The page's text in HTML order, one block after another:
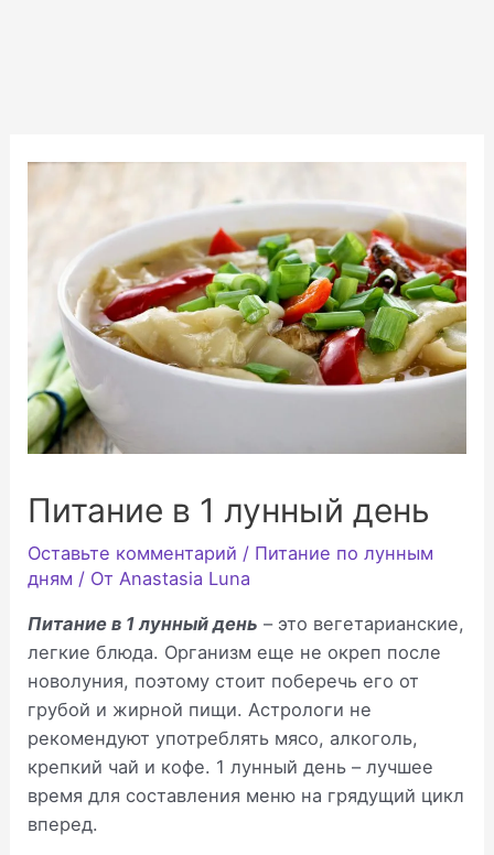
Питание в 1 лунный день
Оставьте комментарий / Питание по лунным
дням / От Anastasia Luna
Питание в 1 лунный день – это вегетарианские,
легкие блюда. Организм еще не окреп после
новолуния, поэтому стоит поберечь его от
грубой и жирной пищи. Астрологи не
рекомендуют употреблять мясо, алкоголь,
крепкий чай и кофе. 1 лунный день – лучшее
время для составления меню на грядущий цикл
вперед.